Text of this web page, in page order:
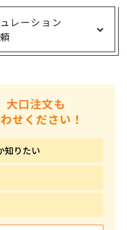
レーション
大口注文も
せください！
知りたい